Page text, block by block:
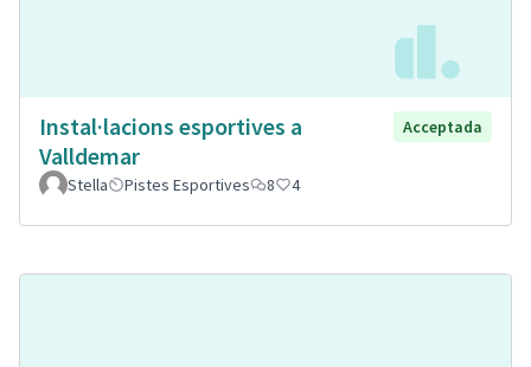
Instal·lacions esportives a
Valldemar
Acceptada
Stella Pistes Esportives 8 4